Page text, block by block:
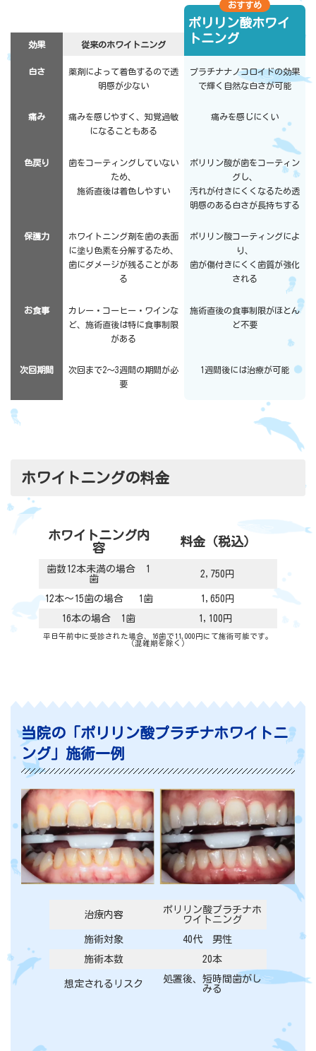
効果 従来のホワイトニング
おすすめ
ポリリン酸ホワイ
トニング
白さ
薬剤によって着色するので透
明感が少ない
プラチナナノコロイドの効果
で輝く自然な白さが可能
痛み
痛みを感じやすく、知覚過敏
になることもある
痛みを感じにくい
色戻り
歯をコーティングしていない
ため、
施術直後は着色しやすい
ポリリン酸が歯をコーティン
グし、
汚れが付きにくくなるため透
明感のある白さが長持ちする
保護力
ホワイトニング剤を歯の表面
に塗り色素を分解するため、
歯にダメージが残ることがあ
る
ポリリン酸コーティングによ
り、
歯が傷付きにくく歯質が強化
される
お食事
カレー・コーヒー・ワインな
ど、施術直後は特に食事制限
がある
施術直後の食事制限がほとん
ど不要
次回期間
次回まで2～3週間の期間が必
要
1週間後には治療が可能
ホワイトニングの料金
ホワイトニング内
容
料金（税込）
歯数12本未満の場合 1
歯
2,750円
12本～15歯の場合 1歯
1,650円
16本の場合 1歯
1,100円
平日午前中に受診された場合、16歯で11,000円にて施術可能です。
（混雑期を除く）
当院の「ポリリン酸プラチナホワイトニ
ング」施術一例
治療内容
ポリリン酸プラチナホ
ワイトニング
施術対象
40代 男性
施術本数
20本
想定されるリスク
処置後、短時間歯がし
みる